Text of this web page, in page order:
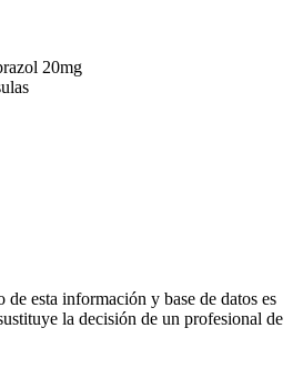
20mg
de esta información y base de datos es
la decisión de un profesional de